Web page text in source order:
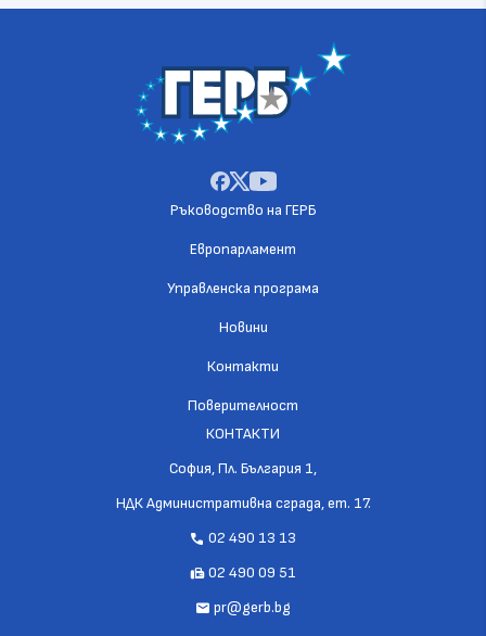
Ръководство на ГЕРБ
Европарламент
Управленска програма
Новини
Контакти
Поверителност
КОНТАКТИ
София, Пл. България 1,
НДК Административна сграда, ет. 17.
call 02 490 13 13
fax02 490 09 51
mail pr@gerb.bg